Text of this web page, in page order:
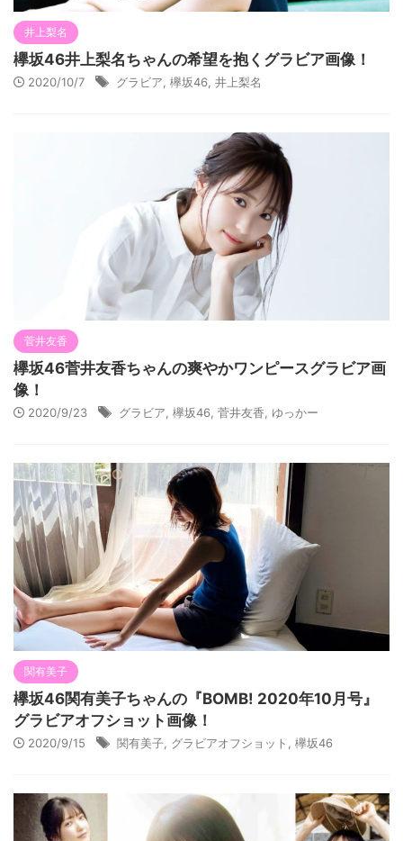
井上梨名
欅坂46井上梨名ちゃんの希望を抱くグラビア画像！
2020/10/7 グラビア 欅坂46 井上梨名
菅井友香
欅坂46菅井友香ちゃんの爽やかワンピースグラビア画
像！
2020/9/23 グラビア 欅坂46 菅井友香 ゆっかー
関有美子
欅坂46関有美子ちゃんの『BOMB! 2020年10月号』
グラビアオフショット画像！
2020/9/15 関有美子 グラビアオフショット 欅坂46